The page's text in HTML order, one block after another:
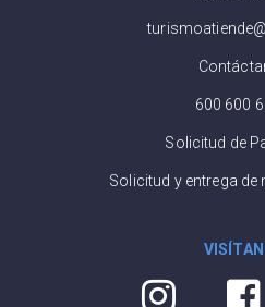
600 600
Solicitud de
Solicitud y entrega